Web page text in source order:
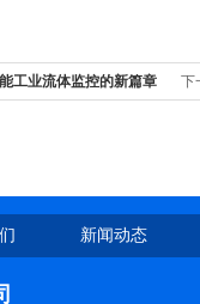
工业流体监控的新篇章 下
新闻动态